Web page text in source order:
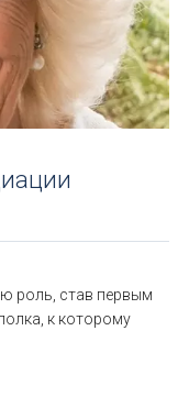
роль, став первым
к которому